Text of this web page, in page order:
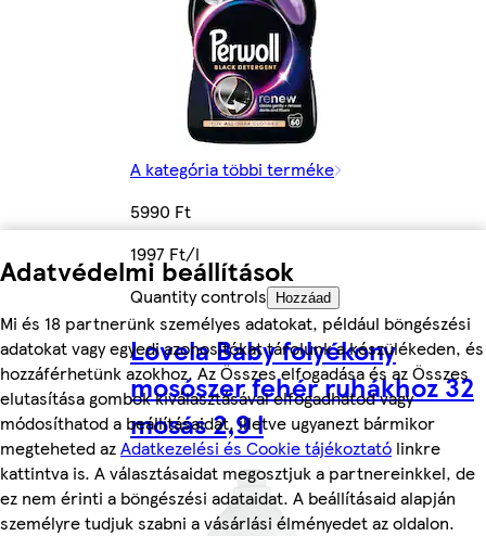
Adatvédelmi beállítások
Mi és 18 partnerünk személyes adatokat, például böngészési
adatokat vagy egyedi azonosítókat tárolunk a készülékeden, és
hozzáférhetünk azokhoz. Az Összes elfogadása és az Összes
elutasítása gombok kiválasztásával elfogadhatod vagy
módosíthatod a beállításaidat, illetve ugyanezt bármikor
megteheted azAdatkezelési és Cookie tájékoztató linkre
kattintva is. A választásaidat megosztjuk a partnereinkkel, de
ez nem érinti a böngészési adataidat. A beállításaid alapján
személyre tudjuk szabni a vásárlási élményedet az oldalon.
A kategória többi terméke
5990 Ft
1997 Ft/l
Quantity controls
Hozzáad
Lovela Baby folyékony
mosószer fehér ruhákhoz 32
mosás 2,9 l